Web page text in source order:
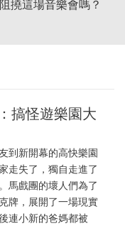
撓這場音樂會嗎？
搞怪遊樂園大
到新開幕的高快樂園
走失了，獨自走進了
馬戲團的壞人們為了
牌，展開了一場現實
連小新的爸媽都被